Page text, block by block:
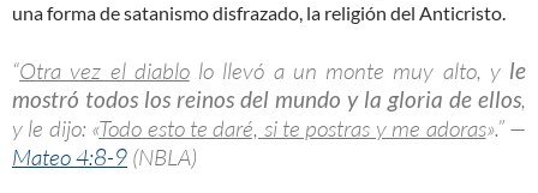
una forma de satanismo disfrazado, la religión del Anticristo.
“Otra vez el diablolo llevó a un monte muy alto, y le
mostró todos los reinos del mundo y la gloria de ellos,
y le dijo: «Todo esto te daré, si te postras y me adoras».” —
Mateo 4:8-9 (NBLA)